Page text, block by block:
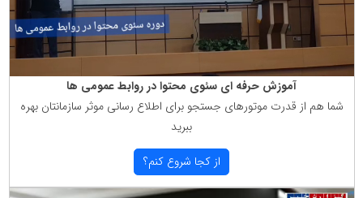
آموزش حرفه ای سئوی محتوا در روابط عمومی ها
شما هم از قدرت موتورهای جستجو برای اطلاع رسانی موثر سازمانتان بهره
ببرید
از كجا شروع كنم؟